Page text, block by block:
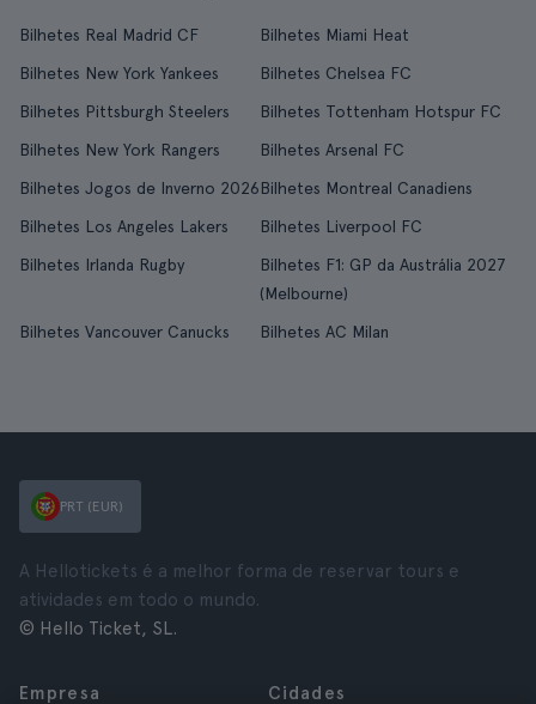
Bilhetes Real Madrid CF
Bilhetes Miami Heat
Bilhetes New York Yankees
Bilhetes Chelsea FC
Bilhetes Pittsburgh Steelers
Bilhetes Tottenham Hotspur FC
Bilhetes New York Rangers
Bilhetes Arsenal FC
Bilhetes Jogos de Inverno 2026Bilhetes Montreal Canadiens
Bilhetes Los Angeles Lakers
Bilhetes Liverpool FC
Bilhetes Irlanda Rugby
Bilhetes F1: GP da Austrália 2027
(Melbourne)
Bilhetes Vancouver Canucks
Bilhetes AC Milan
PRT (EUR)
A Hellotickets é a melhor forma de reservar tours e
atividades em todo o mundo.
© Hello Ticket, SL.
Empresa Cidades